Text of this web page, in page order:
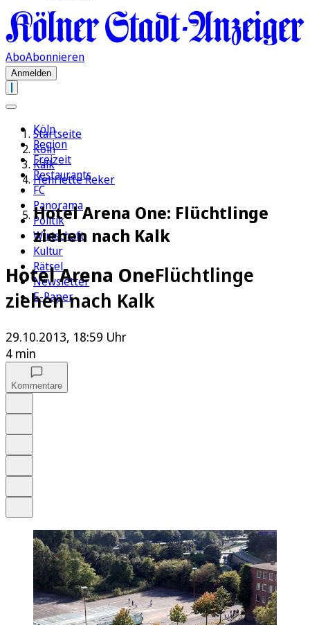
AboAbonnieren
Anmelden
Köln
Region
Freizeit
Restaurants
FC
Panorama
Politik
Wirtschaft
Kultur
Rätsel
Newsletter
E-Paper
Startseite
Köln
Kalk
Henriette Reker
Hotel Arena One: Flüchtlinge
ziehen nach Kalk
Hotel Arena OneFlüchtlinge
ziehen nach Kalk
29.10.2013, 18:59 Uhr
4 min
Kommentare